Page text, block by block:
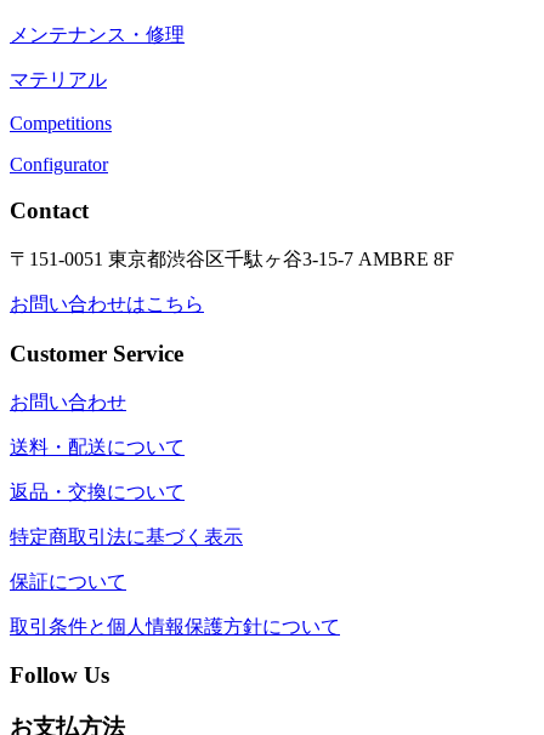
メンテナンス・修理
マテリアル
Competitions
Configurator
Contact
〒151-0051 東京都渋谷区千駄ヶ谷3-15-7 AMBRE 8F
お問い合わせはこちら
Customer Service
お問い合わせ
送料・配送について
返品・交換について
特定商取引法に基づく表示
保証について
取引条件と個人情報保護方針について
Follow Us
お支払方法